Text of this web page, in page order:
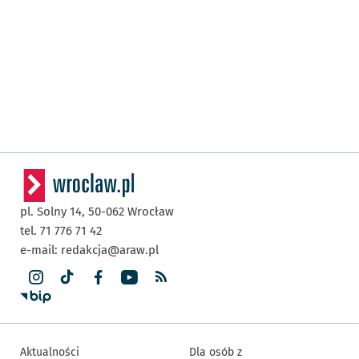
pl. Solny 14, 50-062 Wrocław
tel. 71 776 71 42
e-mail: redakcja@araw.pl
Aktualności Dla osób z